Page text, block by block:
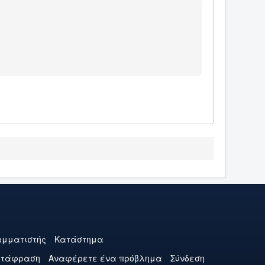
Κατάστημα
Αναφέρετε ένα πρόβλημα Σύνδεση